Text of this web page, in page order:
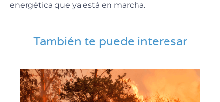
energética que ya está en marcha.
También te puede interesar